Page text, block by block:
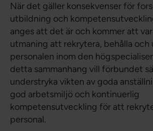
När det gäller konsekvenser för
utbildning och
anges att det är och kommer att
utmaning att rekrytera, behålla och
personalen inom den
detta sammanhang vill förbundet
understryka vikten av goda
god arbetsmiljö och kontinuerlig
kompetensutveckling för att
personal.